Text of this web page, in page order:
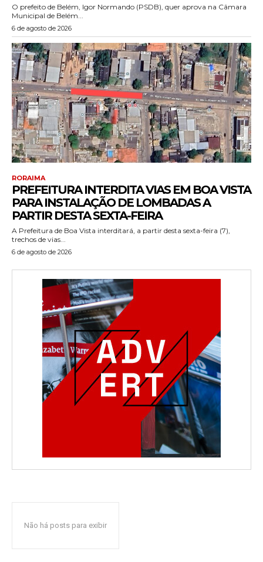
O prefeito de Belém, Igor Normando (PSDB), quer aprova na Câmara
Municipal de Belém...
6 de agosto de 2026
RORAIMA
PREFEITURA INTERDITA VIAS EM BOA VISTA
PARA INSTALAÇÃO DE LOMBADAS A
PARTIR DESTA SEXTA-FEIRA
A Prefeitura de Boa Vista interditará, a partir desta sexta-feira (7),
trechos de vias...
6 de agosto de 2026
Não há posts para exibir